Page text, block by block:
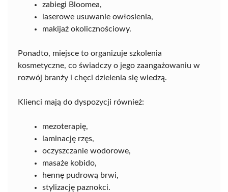
zabiegi Bloomea,
laserowe usuwanie owłosienia,
makijaż okolicznościowy.
Ponadto, miejsce to organizuje szkolenia
kosmetyczne, co świadczy o jego zaangażowaniu w
rozwój branży i chęci dzielenia się wiedzą.
Klienci mają do dyspozycji również:
mezoterapię,
laminację rzęs,
oczyszczanie wodorowe,
masaże kobido,
hennę pudrową brwi,
stylizację paznokci.